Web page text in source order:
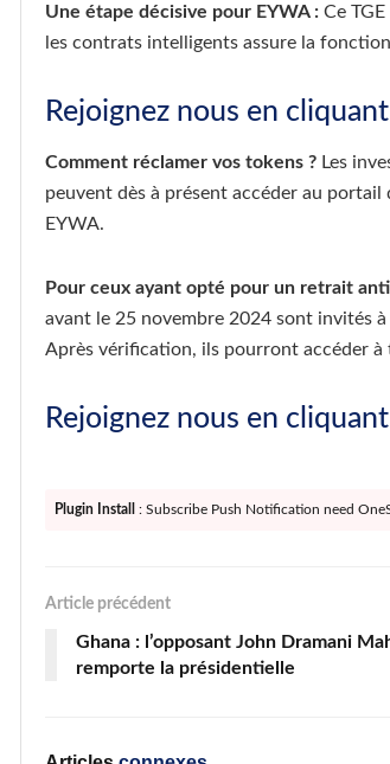
Une étape décisive pour EYWA : Ce
les contrats intelligents assure la
Rejoignez nous en
Comment réclamer vos tokens ? Les
peuvent dès à présent accéder au
EYWA.
Pour ceux ayant opté pour un retrait
avant le 25 novembre 2024 sont invités
Après vérification, ils pourront accéder
Rejoignez nous en
Plugin Install : Subscribe Push Notification need
Article précédent
Ghana : l’opposant John Dramani
remporte la présidentielle